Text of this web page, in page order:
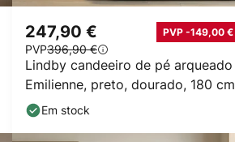
Lindby candeeiro de pé arqueado
Emilienne, preto, dourado, 180 cm
247,90 € PVP -149,00 €
PVP396,90 €
Em stock